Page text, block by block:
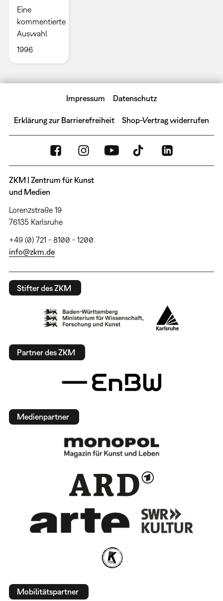
Eine
kommentierte
Auswahl
1996
Impressum Datenschutz
Erklärung zur Barrierefreiheit Shop-Vertrag widerrufen
ZKM | Zentrum für Kunst
und Medien
Lorenzstraße 19
76135 Karlsruhe
+49 (0) 721 - 8100 - 1200
info@zkm.de
Stifter des ZKM
Partner des ZKM
Medienpartner
Mobilitätspartner